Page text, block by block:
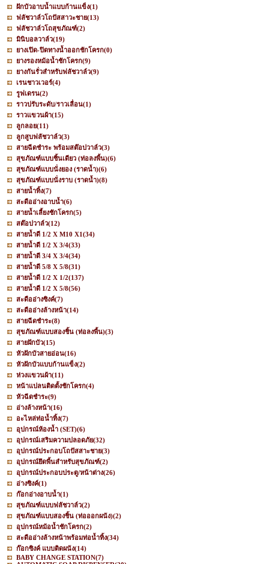
ฝักบัวอาบน้ำแบบก้านแข็ง(1)
ฟลัชวาล์วโถปัสสาวะชาย(13)
ฟลัชวาล์วโถสุขภัณฑ์(2)
มินิบอลวาล์ว(19)
ยางเปิด-ปิดทางน้ำออกชักโครก(0)
ยางรองหม้อน้ำชักโครก(9)
ยางกันรั่วสำหรับฟลัชวาล์ว(9)
เรนชาวเวอร์(4)
รูฟเดรน(2)
ราวปรับระดับ/ราวเลื่อน(1)
ราวแขวนผ้า(15)
ลูกลอย(11)
ลูกสูบฟลัชวาล์ว(3)
สายฉีดชำระ พร้อมสต๊อปวาล์ว(3)
สุขภัณฑ์แบบชิ้นเดียว (ท่อลงพื้น)(6)
สุขภัณฑ์แบบนั่งยอง (ราดน้ำ)(6)
สุขภัณฑ์แบบนั่งราบ (ราดน้ำ)(8)
สายน้ำทิ้ง(7)
สะดืออ่างอาบน้ำ(6)
สายน้ำเลี้ยงชักโครก(5)
สต๊อปวาล์ว(12)
สายน้ำดี 1/2 X M10 X1(34)
สายน้ำดี 1/2 X 3/4(33)
สายน้ำดี 3/4 X 3/4(34)
สายน้ำดี 5/8 X 5/8(31)
สายน้ำดี 1/2 X 1/2(137)
สายน้ำดี 1/2 X 5/8(56)
สะดืออ่างซิงค์(7)
สะดืออ่างล้างหน้า(14)
สายฉีดชำระ(8)
สุขภัณฑ์แบบสองชิ้น (ท่อลงพื้น)(3)
สายฝักบัว(15)
หัวฝักบัวสายอ่อน(16)
หัวฝักบัวแบบก้านแข็ง(2)
ห่วงแขวนผ้า(11)
หน้าแปลนติดตั้งชักโครก(4)
หัวฉีดชำระ(9)
อ่างล้างหน้า(16)
อะไหล่ท่อน้ำทิ้ง(7)
อุปกรณ์ห้องน้ำ (SET)(6)
อุปกรณ์เสริมความปลอดภัย(32)
อุปกรณ์ประกอบโถปัสสาะชาย(3)
อุปกรณ์ยึดพื้นสำหรับสุขภัณฑ์(2)
อุปกรณ์ประกอบประตู/หน้าต่าง(26)
อ่างซิงค์(1)
ก๊อกอ่างอาบน้ำ(1)
สุขภัณฑ์แบบฟลัชวาล์ว(2)
สุขภัณฑ์แบบสองชิ้น (ท่อออกผนัง)(2)
อุปกรณ์หม้อน้ำชักโครก(2)
สะดืออ่างล้างหน้าพร้อมท่อน้ำทิ้ง(34)
ก๊อกซิงค์ แบบติดผนัง(14)
BABY CHANGE STATION(7)